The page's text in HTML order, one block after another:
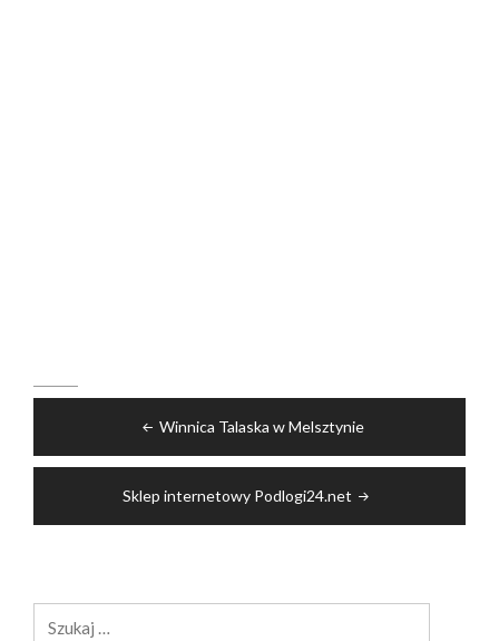
Winnica Talaska w Melsztynie
Sklep internetowy Podlogi24.net